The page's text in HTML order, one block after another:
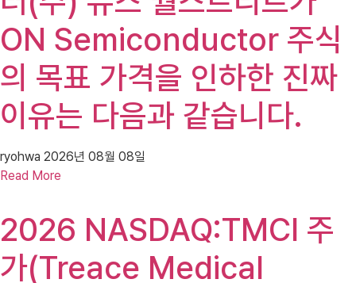
ON Semiconductor 주식
의 목표 가격을 인하한 진짜
이유는 다음과 같습니다.
ryohwa 2026년 08월 08일
Read More
2026 NASDAQ:TMCI 주
가(Treace Medical